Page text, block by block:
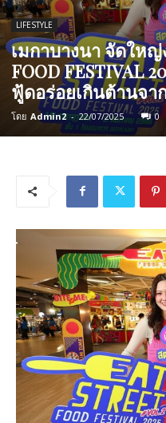
LIFESTYLE
เมกาบางนา จัดใหญ่
FOOD FESTIVAL
ฟู้ดอร่อยเกินต้านจา
โดย Admin2 - 22/07/2025 0